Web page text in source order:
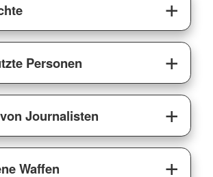
Personen
Journalisten
Waffen